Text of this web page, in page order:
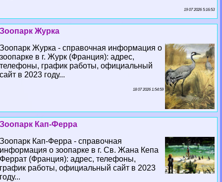
19 07 2026 5:16:53
Зоопарк Журка
Зоопарк Журка - справочная информация о
зоопарке в г. Журк (Франция): адрес,
телефоны, график работы, официальный
сайт в 2023 году...
18 07 2026 1:54:59
Зоопарк Кап-Ферра
Зоопарк Кап-Ферра - справочная
информация о зоопарке в г. Св. Жана Кепа
Феррат (Франция): адрес, телефоны,
график работы, официальный сайт в 2023
году...